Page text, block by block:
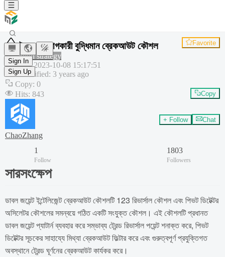
Sign In
Sign Up
দ্বৈত সংযোগকারী বুদ্ধিমান ব্রেকআউট কৌশল Favorite
Common strategy
Created:2023-10-08 15:17:51
Last modified: 3 years ago
Copy: 0
Hits: 843 Copy
ChaoZhang
+ Follow Chat
1
Follow
1803
Followers
সারসংক্ষেপ
ডাবল জয়েন্ট ইন্টেলিজেন্ট ব্রেকআউট কৌশলটি 123 রিভার্সাল কৌশল এবং পিভট ডিটেক্টর
অসিলেটর কৌশলের সমন্বয়ে গঠিত একটি সংযুক্ত কৌশল। এই কৌশলটি প্রধানত
ডাবল জয়েন্ট প্যাটার্ন ব্যবহার করে সম্ভাব্য ট্রেন্ড রিভার্সাল পয়েন্ট শনাক্ত করে, পিভট
ডিটেক্টর সূচকের সাহায্যে মিথ্যা ব্রেকআউট ফিল্টার করে এবং গুরুত্বপূর্ণ প্রযুক্তিগত
অবস্থানে ট্রেন্ড ঘূর্ণনের ব্রেকআউট কার্যকর করে।